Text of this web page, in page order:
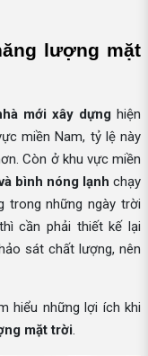
lượng mặt
mới xây dựng hiện
miền Nam, tỷ lệ này
Còn ở khu vực miền
bình nóng lạnh chạy
trong những ngày trời
cần phải thiết kế lại
sát chất lượng, nên
hiểu những lợi ích khi
mặt trời.